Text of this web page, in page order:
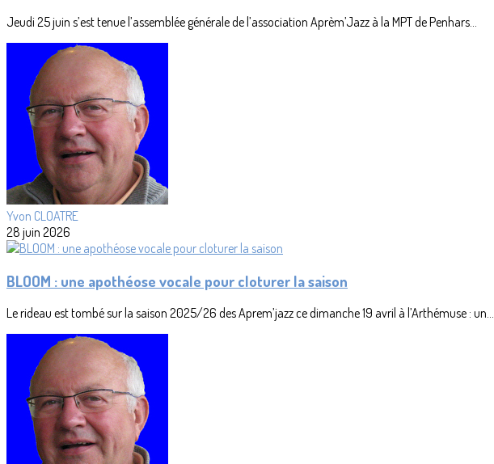
Jeudi 25 juin s’est tenue l’assemblée générale de l’association Aprèm’Jazz à la MPT de Penhars...
Yvon CLOATRE
28 juin 2026
BLOOM : une apothéose vocale pour cloturer la saison
Le rideau est tombé sur la saison 2025/26 des Aprem’jazz ce dimanche 19 avril à l’Arthémuse : un...